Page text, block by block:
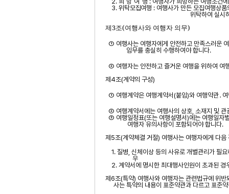
3. 위탁모집여행 : 여행사가 만든 모집여행상
위탁하여 실시
제3조(여행사와 여행자 의무)
① 여행사는 여행자에게 안전하고 만족스러운
임무를 충실히 수행하여야 합니다.
② 여행자는 안전하고 즐거운 여행을 위하여 여
제 4조(계약의 구성)
① 여행계약은 여행계약서 (붙임)와 여행약관․
② 여행계약서에는 여행사의 상호 소재지 및 관
③ 여행일정표(또는 여행설명서 )에는 여행일자
여행자 유의사항이 포함되어야 합니다.
제 5조(계약체결 거절) 여행사는 여행자에게 다음
1. 질병 신체이상 등의 사유로 개별관리가 필요
우
2. 계약서에 명시한 최대행사인원이 초과된 경
제 6조(특약) 여행사와 여행자는 관련법규에 위
사는 특약의 내용이 표준약관과 다르고 표준